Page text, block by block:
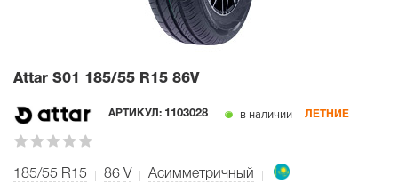
Attar S01 185/55 R15 86V
АРТИКУЛ: 1103028 в наличии ЛЕТНИЕ
185/55 R15 86 V Асимметричный